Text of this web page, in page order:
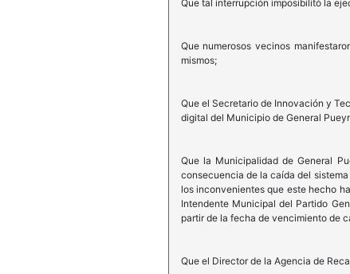
Que tal interrupción imposibilitó la
Que numerosos vecinos
mismos;
Que el Secretario de Innovación y
digital del Municipio de General
Que la Municipalidad de General
consecuencia de la caída del
los inconvenientes que este hecho
Intendente Municipal del Partido
partir de la fecha de vencimiento de
Que el Director de la Agencia de